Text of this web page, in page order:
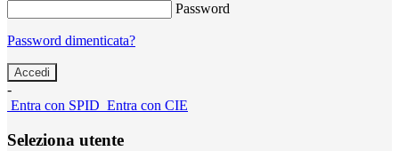
Password
Password dimenticata?
-
Entra con SPID Entra con CIE
Seleziona utente